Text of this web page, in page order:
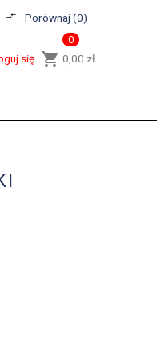
compare_arrows Porównaj (0)
shopping_cart
0
0,00 zł
się